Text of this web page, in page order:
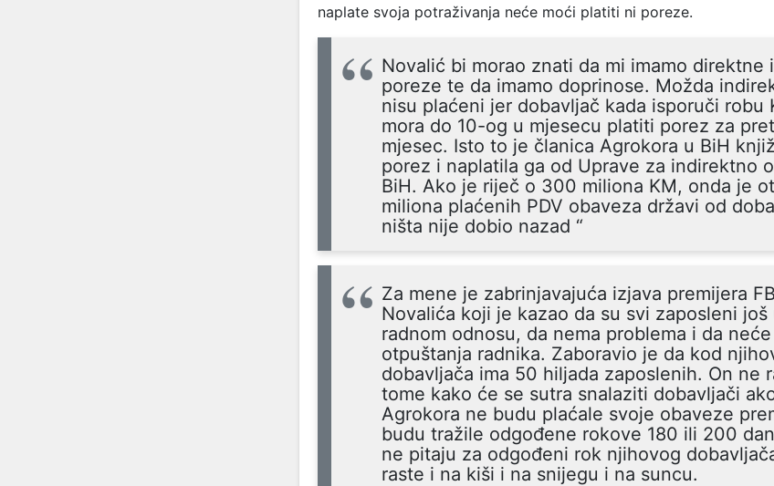
naplate svoja potraživanja neće moći platiti ni poreze.
Novalić bi morao znati da mi imamo direktne
poreze te da imamo doprinose. Možda
nisu plaćeni jer dobavljač kada isporuči robu
mora do 10-og u mjesecu platiti porez za
mjesec. Isto to je članica Agrokora u BiH
porez i naplatila ga od Uprave za indirektno
BiH. Ako je riječ o 300 miliona KM, onda je
miliona plaćenih PDV obaveza državi od
ništa nije dobio nazad “
Za mene je zabrinjavajuća izjava premijera
Novalića koji je kazao da su svi zaposleni još
radnom odnosu, da nema problema i da
otpuštanja radnika. Zaboravio je da kod
dobavljača ima 50 hiljada zaposlenih. On ne
tome kako će se sutra snalaziti dobavljači
Agrokora ne budu plaćale svoje obaveze
budu tražile odgođene rokove 180 ili 200
ne pitaju za odgođeni rok njihovog
raste i na kiši i na snijegu i na suncu.